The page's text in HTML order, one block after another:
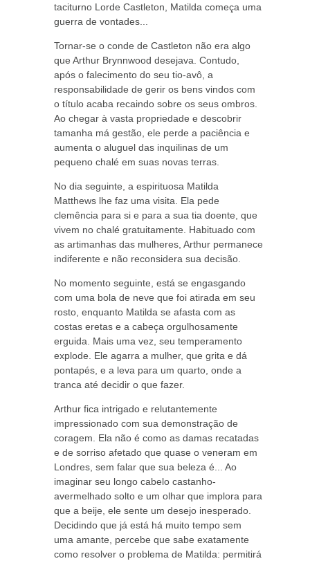
taciturno Lorde Castleton, Matilda começa uma
guerra de vontades...
Tornar-se o conde de Castleton não era algo
que Arthur Brynnwood desejava. Contudo,
após o falecimento do seu tio-avô, a
responsabilidade de gerir os bens vindos com
o título acaba recaindo sobre os seus ombros.
Ao chegar à vasta propriedade e descobrir
tamanha má gestão, ele perde a paciência e
aumenta o aluguel das inquilinas de um
pequeno chalé em suas novas terras.
No dia seguinte, a espirituosa Matilda
Matthews lhe faz uma visita. Ela pede
clemência para si e para a sua tia doente, que
vivem no chalé gratuitamente. Habituado com
as artimanhas das mulheres, Arthur permanece
indiferente e não reconsidera sua decisão.
No momento seguinte, está se engasgando
com uma bola de neve que foi atirada em seu
rosto, enquanto Matilda se afasta com as
costas eretas e a cabeça orgulhosamente
erguida. Mais uma vez, seu temperamento
explode. Ele agarra a mulher, que grita e dá
pontapés, e a leva para um quarto, onde a
tranca até decidir o que fazer.
Arthur fica intrigado e relutantemente
impressionado com sua demonstração de
coragem. Ela não é como as damas recatadas
e de sorriso afetado que quase o veneram em
Londres, sem falar que sua beleza é... Ao
imaginar seu longo cabelo castanho-
avermelhado solto e um olhar que implora para
que a beije, ele sente um desejo inesperado.
Decidindo que já está há muito tempo sem
uma amante, percebe que sabe exatamente
como resolver o problema de Matilda: permitirá